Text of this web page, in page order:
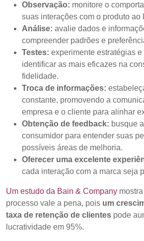
Observação: monitore o
suas interações com o produto ao
Análise: avalie dados e
compreender padrões e
Testes: experimente estratégias
identificar as mais eficazes na
fidelidade.
Troca de informações:
constante, promovendo a
empresa e o cliente para alinhar
Obtenção de feedback: busque
consumidor para entender suas
possíveis áreas de melhoria.
Oferecer uma excelente
cada interação com a marca seja
Um estudo da Bain & Company
processo vale a pena, pois um
taxa de retenção de clientes pode
lucratividade em 95%.